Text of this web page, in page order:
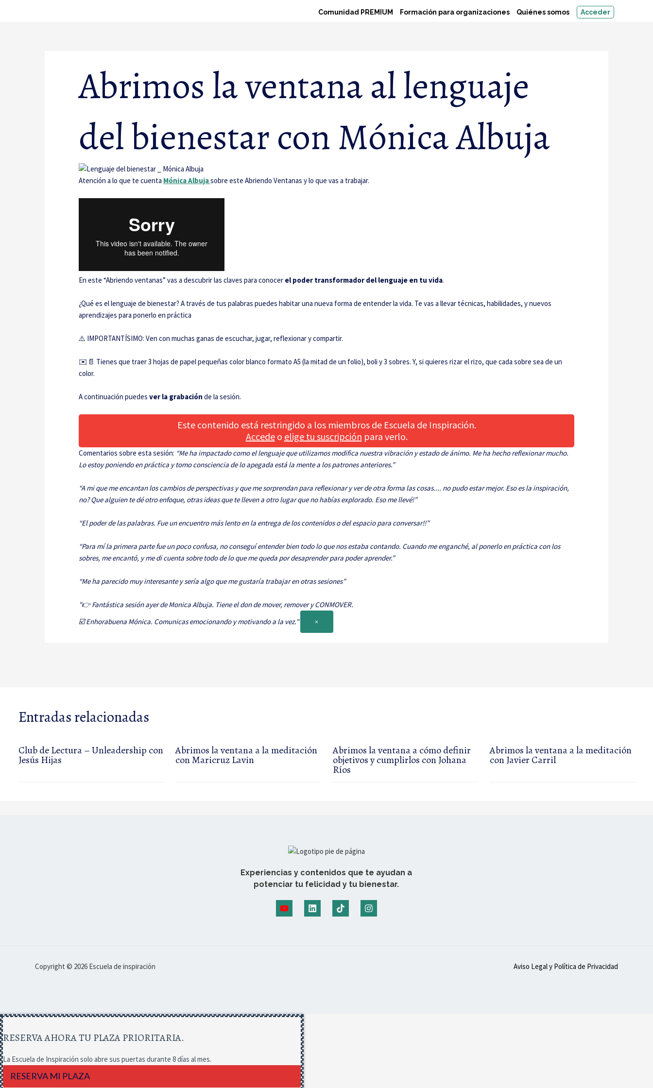
Comunidad PREMIUM Formación para organizaciones Quiénes somos Acceder
Abrimos la ventana al lenguaje
del bienestar con Mónica Albuja
Atención a lo que te cuenta Mónica Albujasobre este Abriendo Ventanas y lo que vas a trabajar.
En este “Abriendo ventanas” vas a descubrir las claves para conocer el poder transformador del lenguaje en tu vida.
¿Qué es el lenguaje de bienestar? A través de tus palabras puedes habitar una nueva forma de entender la vida. Te vas a llevar técnicas, habilidades, y nuevos
aprendizajes para ponerlo en práctica
⚠️ IMPORTANTÍSIMO: Ven con muchas ganas de escuchar, jugar, reflexionar y compartir.
✉️📄 Tienes que traer 3 hojas de papel pequeñas color blanco formato A5 (la mitad de un folio), boli y 3 sobres. Y, si quieres rizar el rizo, que cada sobre sea de un
color.
A continuación puedes ver la grabación de la sesión.
Este contenido está restringido a los miembros de Escuela de Inspiración.
Accedeo elige tu suscripción para verlo.
Comentarios sobre esta sesión: “Me ha impactado como el lenguaje que utilizamos modifica nuestra vibración y estado de ánimo. Me ha hecho reflexionar mucho.
Lo estoy poniendo en práctica y tomo consciencia de lo apegada está la mente a los patrones anteriores.”
“A mi que me encantan los cambios de perspectivas y que me sorprendan para reflexionar y ver de otra forma las cosas.... no pudo estar mejor. Eso es la inspiración,
no? Que alguien te dé otro enfoque, otras ideas que te lleven a otro lugar que no habías explorado. Eso me llevé!”
“El poder de las palabras. Fue un encuentro más lento en la entrega de los contenidos o del espacio para conversar!!”
“Para mí la primera parte fue un poco confusa, no conseguí entender bien todo lo que nos estaba contando. Cuando me enganché, al ponerlo en práctica con los
sobres, me encantó, y me di cuenta sobre todo de lo que me queda por desaprender para poder aprender.”
“Me ha parecido muy interesante y sería algo que me gustaría trabajar en otras sesiones”
"👉 Fantástica sesión ayer de Monica Albuja. Tiene el don de mover, remover y CONMOVER.
☑️ Enhorabuena Mónica. Comunicas emocionando y motivando a la vez."
×
Entradas relacionadas
Club de Lectura – Unleadership con
Jesús Hijas
Abrimos la ventana a la meditación
con Maricruz Lavin
Abrimos la ventana a cómo definir
objetivos y cumplirlos con Johana
Ríos
Abrimos la ventana a la meditación
con Javier Carril
Experiencias y contenidos que te ayudan a
potenciar tu felicidad y tu bienestar.
Copyright © 2026 Escuela de inspiración Aviso Legal y Política de Privacidad
RESERVA AHORA TU PLAZA PRIORITARIA.
La Escuela de Inspiración solo abre sus puertas durante 8 días al mes.
RESERVA MI PLAZA